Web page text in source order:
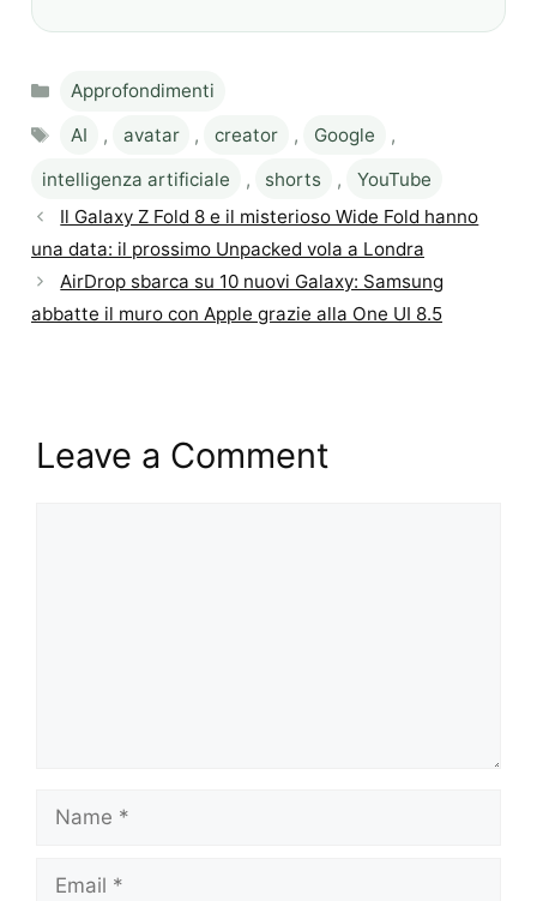
Categories
Approfondimenti
Tags
AI , avatar , creator , Google
,
intelligenza artificiale
, shorts ,
YouTube
Il Galaxy Z Fold 8 e il misterioso Wide Fold hanno
una data: il prossimo Unpacked vola a Londra
AirDrop sbarca su 10 nuovi Galaxy: Samsung
abbatte il muro con Apple grazie alla One UI 8.5
Leave a Comment
Name
Email